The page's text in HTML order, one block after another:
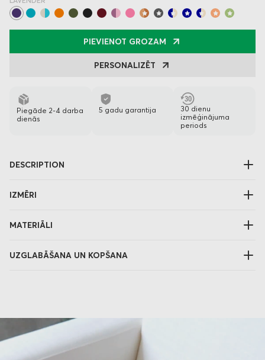
PIEVIENOT GROZAM
PERSONALIZĒT
Piegāde 2-4 darba
dienās
5 gadu garantija
30 dienu
izmēģinājuma
periods
DESCRIPTION
IZMĒRI
MATERIĀLI
UZGLABĀŠANA UN KOPŠANA